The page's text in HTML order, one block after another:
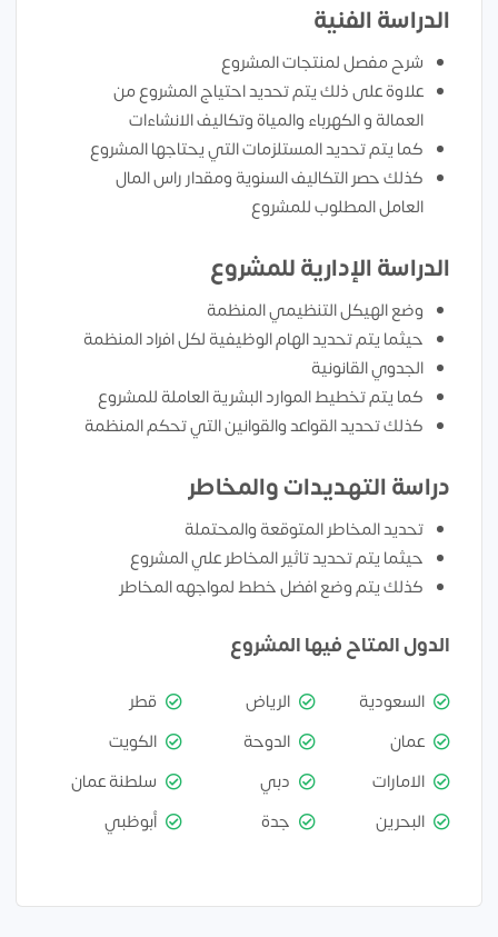
الدراسة الفنية
شرح مفصل لمنتجات المشروع
علاوة على ذلك يتم تحديد احتياج المشروع من
العمالة و الكهرباء والمياة وتكاليف الانشاءات
كما يتم تحديد المستلزمات التي يحتاجها المشروع
كذلك حصر التكاليف السنوية ومقدار راس المال
العامل المطلوب للمشروع
الدراسة الإدارية للمشروع
وضع الهيكل التنظيمي المنظمة
حيثما يتم تحديد الهام الوظيفية لكل افراد المنظمة
الجدوي القانونية
كما يتم تخطيط الموارد البشرية العاملة للمشروع
كذلك تحديد القواعد والقوانين التي تحكم المنظمة
دراسة التهديدات والمخاطر
تحديد المخاطر المتوقعة والمحتملة
حيثما يتم تحديد تاثير المخاطر علي المشروع
كذلك يتم وضع افضل خطط لمواجهه المخاطر
الدول المتاح فيها المشروع
السعودية الرياض
قطر
عمان
الدوحة
الكويت
الامارات
دبي
سلطنة عمان
البحرين
جدة أبوظبي